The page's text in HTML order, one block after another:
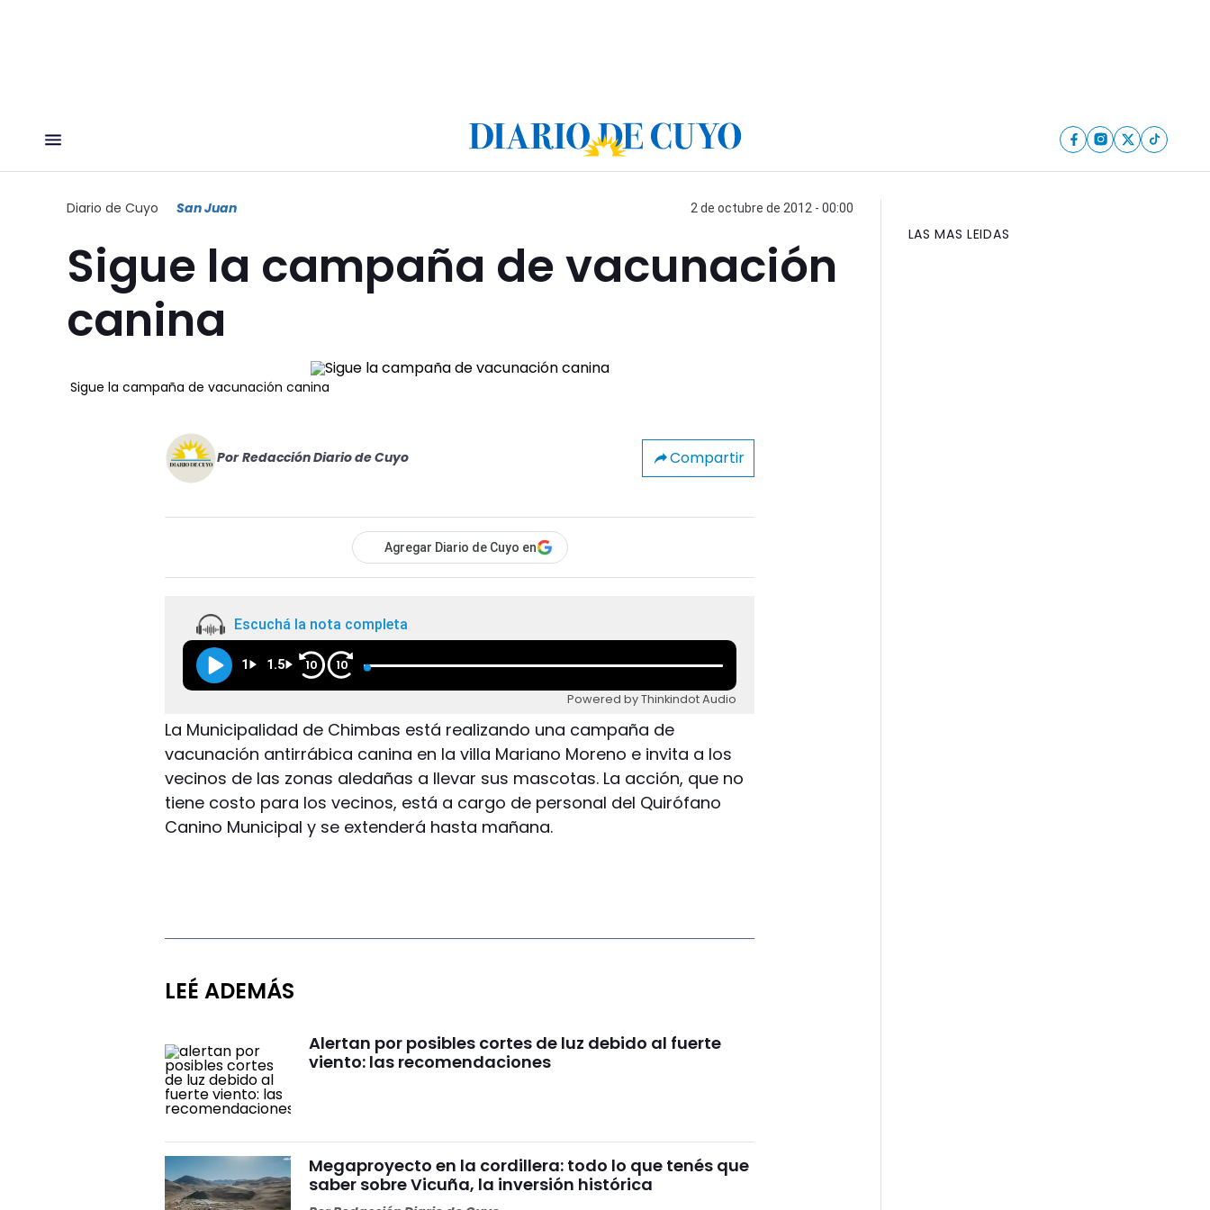
Diario de Cuyo San Juan 2 de octubre de 2012 - 00:00
Sigue la campaña de vacunación
canina
Sigue la campaña de vacunación canina
Por Redacción Diario de Cuyo Compartir
Agregar Diario de Cuyo en
Escuchá la nota completa
1 1.5 10 10
Powered by Thinkindot Audio
La Municipalidad de Chimbas está realizando una campaña de
vacunación antirrábica canina en la villa Mariano Moreno e invita a los
vecinos de las zonas aledañas a llevar sus mascotas. La acción, que no
tiene costo para los vecinos, está a cargo de personal del Quirófano
Canino Municipal y se extenderá hasta mañana.
LEÉ ADEMÁS
Alertan por posibles cortes de luz debido al fuerte
viento: las recomendaciones
Megaproyecto en la cordillera: todo lo que tenés que
saber sobre Vicuña, la inversión histórica
LAS MAS LEIDAS